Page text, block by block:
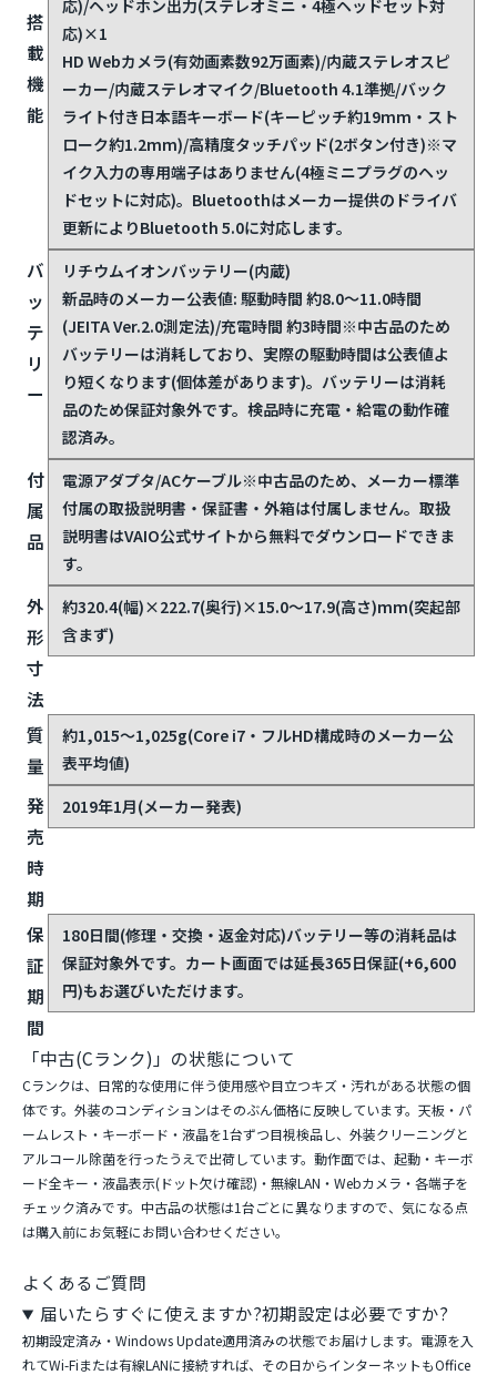
搭
載
機
能
応)/ヘッドホン出力(ステレオミニ・4極ヘッドセット対
応)×1
HD Webカメラ(有効画素数92万画素)/内蔵ステレオスピ
ーカー/内蔵ステレオマイク/Bluetooth 4.1準拠/バック
ライト付き日本語キーボード(キーピッチ約19mm・スト
ローク約1.2mm)/高精度タッチパッド(2ボタン付き)※マ
イク入力の専用端子はありません(4極ミニプラグのヘッ
ドセットに対応)。Bluetoothはメーカー提供のドライバ
更新によりBluetooth 5.0に対応します。
バ
ッ
テ
リ
ー
リチウムイオンバッテリー(内蔵)
新品時のメーカー公表値: 駆動時間 約8.0〜11.0時間
(JEITA Ver.2.0測定法)/充電時間 約3時間※中古品のため
バッテリーは消耗しており、実際の駆動時間は公表値よ
り短くなります(個体差があります)。バッテリーは消耗
品のため保証対象外です。検品時に充電・給電の動作確
認済み。
付
属
品
電源アダプタ/ACケーブル※中古品のため、メーカー標準
付属の取扱説明書・保証書・外箱は付属しません。取扱
説明書はVAIO公式サイトから無料でダウンロードできま
す。
外
形
寸
法
約320.4(幅)×222.7(奥行)×15.0〜17.9(高さ)mm(突起部
含まず)
質
量
約1,015〜1,025g(Core i7・フルHD構成時のメーカー公
表平均値)
発
売
時
期
2019年1月(メーカー発表)
保
証
期
間
180日間(修理・交換・返金対応)バッテリー等の消耗品は
保証対象外です。カート画面では延長365日保証(+6,600
円)もお選びいただけます。
「中古(Cランク)」の状態について
Cランクは、日常的な使用に伴う使用感や目立つキズ・汚れがある状態の個
体です。外装のコンディションはそのぶん価格に反映しています。天板・パ
ームレスト・キーボード・液晶を1台ずつ目視検品し、外装クリーニングと
アルコール除菌を行ったうえで出荷しています。動作面では、起動・キーボ
ード全キー・液晶表示(ドット欠け確認)・無線LAN・Webカメラ・各端子を
チェック済みです。中古品の状態は1台ごとに異なりますので、気になる点
は購入前にお気軽にお問い合わせください。
よくあるご質問
届いたらすぐに使えますか?初期設定は必要ですか?
初期設定済み・Windows Update適用済みの状態でお届けします。電源を入
れてWi-Fiまたは有線LANに接続すれば、その日からインターネットもOffice